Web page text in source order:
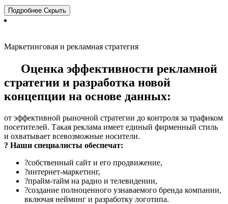
Подробнее Скрыть
Маркетинговая и рекламная стратегия
Оценка эффективности рекламной
стратегии и разработка новой
концепции на основе данных:
от эффективной рыночной стратегии до контроля за трафиком
посетителей. Такая реклама имеет единый фирменный стиль
и охватывает всевозможные носители.
? Наши специалисты обеспечат:
?собственный сайт и его продвижение,
?интернет-маркетинг,
?прайм-тайм на радио и телевидении,
?создание полноценного узнаваемого бренда компании,
включая нейминг и разработку логотипа.